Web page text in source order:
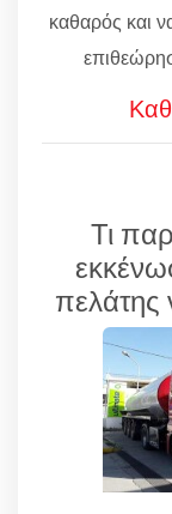
καθαρός και
Τι
πελάτης